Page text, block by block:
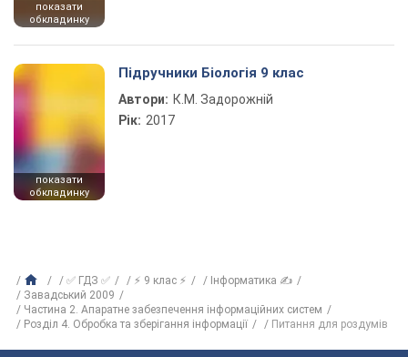
показати
обкладинку
показати
обкладинку
Підручники Біологія 9 клас
Автори: К.М. Задорожній
Рік: 2017
✅ ГДЗ ✅ ⚡ 9 клас ⚡
Інформатика ✍
Завадський 2009
Частина 2. Апаратне забезпечення інформаційних систем
Розділ 4. Обробка та зберігання інформації
Питання для роздумів